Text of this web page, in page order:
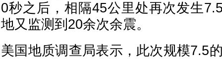
0秒之后，相隔45公里处再次发生
地又监测到20余次余震。
美国地质调查局表示，此次规模7.5